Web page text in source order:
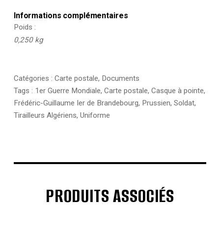
Informations complémentaires
Poids
0,250 kg
Catégories : Carte postale, Documents
Tags : 1er Guerre Mondiale, Carte postale, Casque à pointe,
Frédéric-Guillaume Ier de Brandebourg, Prussien, Soldat,
Tirailleurs Algériens, Uniforme
PRODUITS ASSOCIÉS